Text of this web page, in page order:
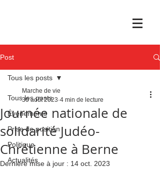
Post
Tous les posts
Événements
Prise de position
Politique
Actualités
Tous les posts
Journée nationale de
solidarité Judéo-
Chrétienne à Berne
Marche de vie
30 août 2023 4 min de lecture
Dernière mise à jour : 14 oct. 2023